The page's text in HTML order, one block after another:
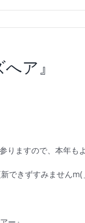
ア』
ますので、本年も
できずすみませんm(